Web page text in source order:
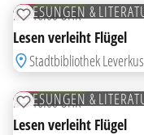
LESUNGEN &
ZUR MERKLISTE
DO16:00 UHR
Lesen verleiht Flügel
Stadtbibliothek
01
LESUNGEN &
ZUR MERKLISTE
DO16:00 UHR
Lesen verleiht Flügel